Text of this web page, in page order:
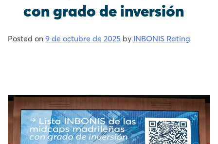
con grado de inversión
Posted on 9 de octubre de 2025 by INBONIS Rating